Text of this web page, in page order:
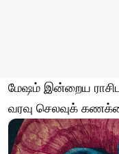
மேஷம் இன்றைய
வரவு செலவுக்